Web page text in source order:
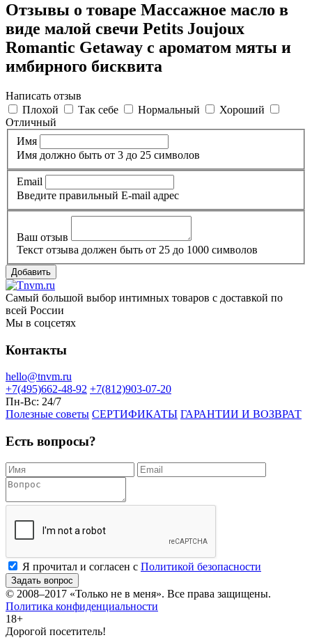
Отзывы о товаре Массажное масло в
виде малой свечи Petits Joujoux
Romantic Getaway с ароматом мяты и
имбирного бисквита
Написать отзыв
Плохой
Так себе Нормальный
Хороший
Отличный
Имя
Имя должно быть от 3 до 25 символов
Email
Введите правильный E-mail адрес
Ваш отзыв
Текст отзыва должен быть от 25 до 1000 символов
Добавить
Самый большой выбор интимных товаров с доставкой по
всей России
Мы в соцсетях
Контакты
hello@tnvm.ru
+7(495)662-48-92 +7(812)903-07-20
Пн-Вс: 24/7
Полезные советы СЕРТИФИКАТЫ ГАРАНТИИ И ВОЗВРАТ
Есть вопросы?
Я прочитал и согласен с Политикой безопасности
Задать вопрос
© 2008–2017 «Только не в меня». Все права защищены.
Политика конфиденциальности
18+
Дорогой посетитель!